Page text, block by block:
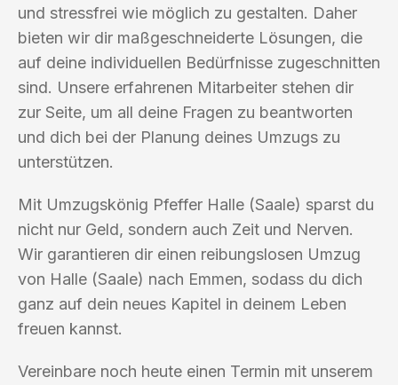
und stressfrei wie möglich zu gestalten. Daher
bieten wir dir maßgeschneiderte Lösungen, die
auf deine individuellen Bedürfnisse zugeschnitten
sind. Unsere erfahrenen Mitarbeiter stehen dir
zur Seite, um all deine Fragen zu beantworten
und dich bei der Planung deines Umzugs zu
unterstützen.
Mit Umzugskönig Pfeffer Halle (Saale) sparst du
nicht nur Geld, sondern auch Zeit und Nerven.
Wir garantieren dir einen reibungslosen Umzug
von Halle (Saale) nach Emmen, sodass du dich
ganz auf dein neues Kapitel in deinem Leben
freuen kannst.
Vereinbare noch heute einen Termin mit unserem